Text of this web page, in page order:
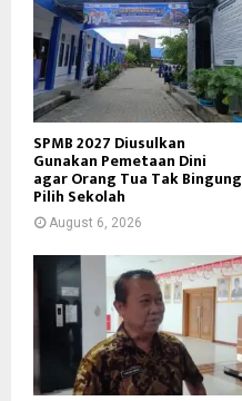
SPMB 2027 Diusulkan
Gunakan Pemetaan Dini
agar Orang Tua Tak Bingung
Pilih Sekolah
August 6, 2026